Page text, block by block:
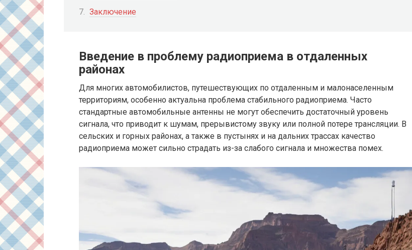
Заключение
Введение в проблему радиоприема в отдаленных
районах
Для многих автомобилистов, путешествующих по отдаленным и малонаселенным
территориям, особенно актуальна проблема стабильного радиоприема. Часто
стандартные автомобильные антенны не могут обеспечить достаточный уровень
сигнала, что приводит к шумам, прерывистому звуку или полной потере трансляции. В
сельских и горных районах, а также в пустынях и на дальних трассах качество
радиоприема может сильно страдать из-за слабого сигнала и множества помех.